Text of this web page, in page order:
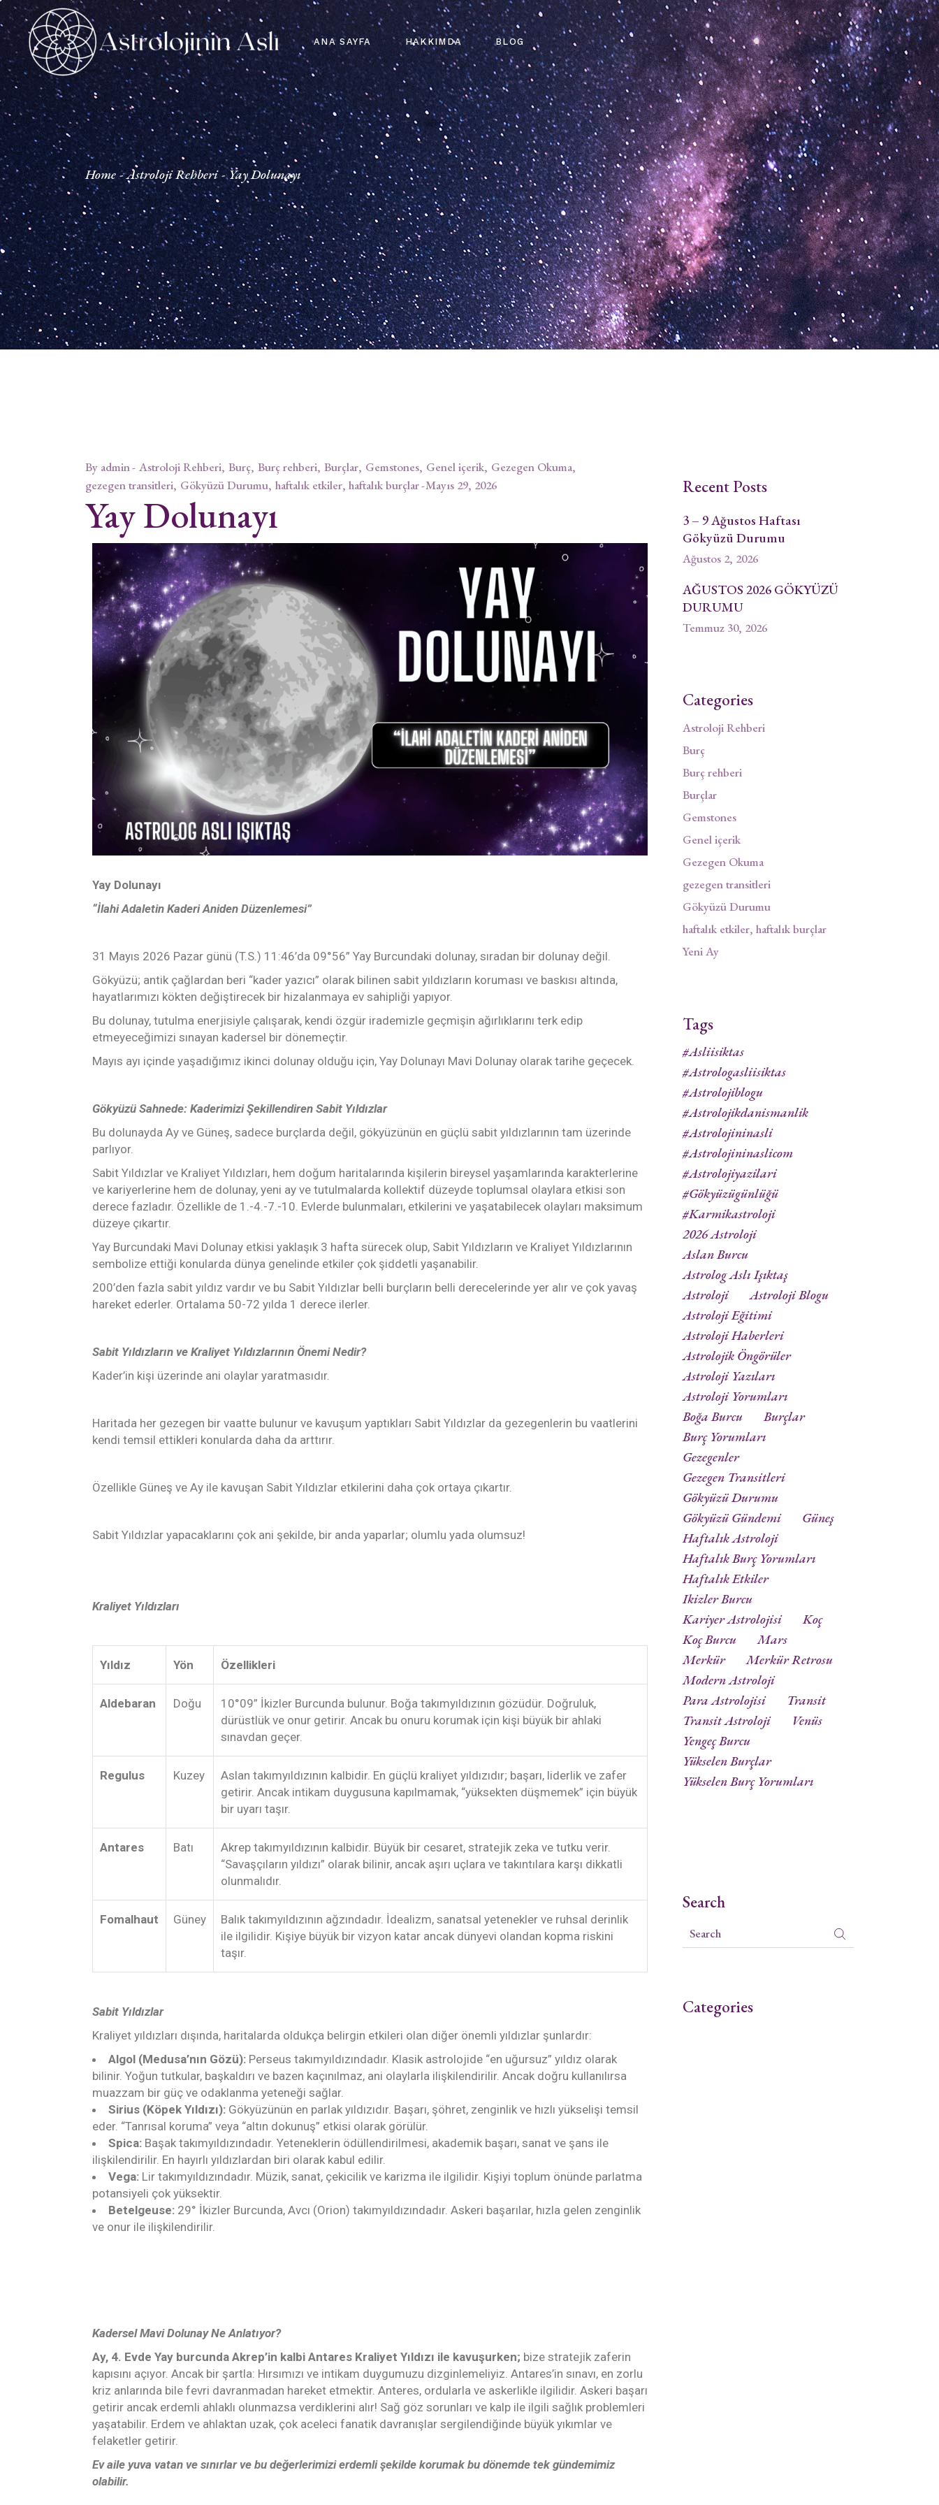
ANA SAYFA HAKKIMDA BLOG
Home Astroloji Rehberi Yay Dolunayı
By admin Astroloji Rehberi Burç Burç rehberi Burçlar Gemstones Genel içerik Gezegen Okuma
gezegen transitleri Gökyüzü Durumu haftalık etkiler, haftalık burçlar Mayıs 29, 2026
Yay Dolunayı
Yay Dolunayı
“İlahi Adaletin Kaderi Aniden Düzenlemesi”
31 Mayıs 2026 Pazar günü (T.S.) 11:46’da 09°56” Yay Burcundaki dolunay, sıradan bir dolunay değil.
Gökyüzü; antik çağlardan beri “kader yazıcı” olarak bilinen sabit yıldızların koruması ve baskısı altında,
hayatlarımızı kökten değiştirecek bir hizalanmaya ev sahipliği yapıyor.
Bu dolunay, tutulma enerjisiyle çalışarak, kendi özgür irademizle geçmişin ağırlıklarını terk edip
etmeyeceğimizi sınayan kadersel bir dönemeçtir.
Mayıs ayı içinde yaşadığımız ikinci dolunay olduğu için, Yay Dolunayı Mavi Dolunay olarak tarihe geçecek.
Gökyüzü Sahnede: Kaderimizi Şekillendiren Sabit Yıldızlar
Bu dolunayda Ay ve Güneş, sadece burçlarda değil, gökyüzünün en güçlü sabit yıldızlarının tam üzerinde
parlıyor.
Sabit Yıldızlar ve Kraliyet Yıldızları, hem doğum haritalarında kişilerin bireysel yaşamlarında karakterlerine
ve kariyerlerine hem de dolunay, yeni ay ve tutulmalarda kollektif düzeyde toplumsal olaylara etkisi son
derece fazladır. Özellikle de 1.-4.-7.-10. Evlerde bulunmaları, etkilerini ve yaşatabilecek olayları maksimum
düzeye çıkartır.
Yay Burcundaki Mavi Dolunay etkisi yaklaşık 3 hafta sürecek olup, Sabit Yıldızların ve Kraliyet Yıldızlarının
sembolize ettiği konularda dünya genelinde etkiler çok şiddetli yaşanabilir.
200’den fazla sabit yıldız vardır ve bu Sabit Yıldızlar belli burçların belli derecelerinde yer alır ve çok yavaş
hareket ederler. Ortalama 50-72 yılda 1 derece ilerler.
Sabit Yıldızların ve Kraliyet Yıldızlarının Önemi Nedir?
Kader’in kişi üzerinde ani olaylar yaratmasıdır.
Haritada her gezegen bir vaatte bulunur ve kavuşum yaptıkları Sabit Yıldızlar da gezegenlerin bu vaatlerini
kendi temsil ettikleri konularda daha da arttırır.
Özellikle Güneş ve Ay ile kavuşan Sabit Yıldızlar etkilerini daha çok ortaya çıkartır.
Sabit Yıldızlar yapacaklarını çok ani şekilde, bir anda yaparlar; olumlu yada olumsuz!
Kraliyet Yıldızları
Yıldız Yön Özellikleri
Aldebaran Doğu
10°09” İkizler Burcunda bulunur. Boğa takımyıldızının gözüdür. Doğruluk,
dürüstlük ve onur getirir. Ancak bu onuru korumak için kişi büyük bir ahlaki
sınavdan geçer.
Regulus Kuzey
Aslan takımyıldızının kalbidir. En güçlü kraliyet yıldızıdır; başarı, liderlik ve zafer
getirir. Ancak intikam duygusuna kapılmamak, “yüksekten düşmemek” için büyük
bir uyarı taşır.
Antares Batı
Akrep takımyıldızının kalbidir. Büyük bir cesaret, stratejik zeka ve tutku verir.
“Savaşçıların yıldızı” olarak bilinir, ancak aşırı uçlara ve takıntılara karşı dikkatli
olunmalıdır.
Fomalhaut Güney
Balık takımyıldızının ağzındadır. İdealizm, sanatsal yetenekler ve ruhsal derinlik
ile ilgilidir. Kişiye büyük bir vizyon katar ancak dünyevi olandan kopma riskini
taşır.
Sabit Yıldızlar
Kraliyet yıldızları dışında, haritalarda oldukça belirgin etkileri olan diğer önemli yıldızlar şunlardır:
Algol (Medusa’nın Gözü): Perseus takımyıldızındadır. Klasik astrolojide “en uğursuz” yıldız olarak
bilinir. Yoğun tutkular, başkaldırı ve bazen kaçınılmaz, ani olaylarla ilişkilendirilir. Ancak doğru kullanılırsa
muazzam bir güç ve odaklanma yeteneği sağlar.
Sirius (Köpek Yıldızı): Gökyüzünün en parlak yıldızıdır. Başarı, şöhret, zenginlik ve hızlı yükselişi temsil
eder. “Tanrısal koruma” veya “altın dokunuş” etkisi olarak görülür.
Spica: Başak takımyıldızındadır. Yeteneklerin ödüllendirilmesi, akademik başarı, sanat ve şans ile
ilişkilendirilir. En hayırlı yıldızlardan biri olarak kabul edilir.
Vega: Lir takımyıldızındadır. Müzik, sanat, çekicilik ve karizma ile ilgilidir. Kişiyi toplum önünde parlatma
potansiyeli çok yüksektir.
Betelgeuse: 29° İkizler Burcunda, Avcı (Orion) takımyıldızındadır. Askeri başarılar, hızla gelen zenginlik
ve onur ile ilişkilendirilir.
Kadersel Mavi Dolunay Ne Anlatıyor?
Ay, 4. Evde Yay burcunda Akrep’in kalbi Antares Kraliyet Yıldızı ile kavuşurken; bize stratejik zaferin
kapısını açıyor. Ancak bir şartla: Hırsımızı ve intikam duygumuzu dizginlemeliyiz. Antares’in sınavı, en zorlu
kriz anlarında bile fevri davranmadan hareket etmektir. Anteres, ordularla ve askerlikle ilgilidir. Askeri başarı
getirir ancak erdemli ahlaklı olunmazsa verdiklerini alır! Sağ göz sorunları ve kalp ile ilgili sağlık problemleri
yaşatabilir. Erdem ve ahlaktan uzak, çok aceleci fanatik davranışlar sergilendiğinde büyük yıkımlar ve
felaketler getirir.
Ev aile yuva vatan ve sınırlar ve bu değerlerimizi erdemli şekilde korumak bu dönemde tek gündemimiz
olabilir.
Recent Posts
3 – 9 Ağustos Haftası
Gökyüzü Durumu
Ağustos 2, 2026
AĞUSTOS 2026 GÖKYÜZÜ
DURUMU
Temmuz 30, 2026
Categories
Astroloji Rehberi
Burç
Burç rehberi
Burçlar
Gemstones
Genel içerik
Gezegen Okuma
gezegen transitleri
Gökyüzü Durumu
haftalık etkiler, haftalık burçlar
Yeni Ay
Tags
#asliisiktas
#astrologasliisiktas
#astrolojiblogu
#astrolojikdanismanlik
#astrolojininasli
#astrolojininaslicom
#astrolojiyazilari
#gökyüzügünlüğü
#karmikastroloji
2026 Astroloji
Aslan Burcu
Astrolog Aslı Işıktaş
Astroloji
Astroloji Blogu
Astroloji Eğitimi
Astroloji Haberleri
Astrolojik Öngörüler
Astroloji Yazıları
Astroloji Yorumları
Boğa Burcu
Burçlar
Burç Yorumları
Gezegenler
Gezegen Transitleri
Gökyüzü Durumu
Gökyüzü Gündemi
Güneş
Haftalık Astroloji
Haftalık Burç Yorumları
Haftalık Etkiler
Ikizler Burcu
Kariyer Astrolojisi
Koç
Koç Burcu
Mars
Merkür
Merkür Retrosu
Modern Astroloji
Para Astrolojisi
Transit
Transit Astroloji
Venüs
Yengeç Burcu
Yükselen Burçlar
Yükselen Burç Yorumları
Search
Categories